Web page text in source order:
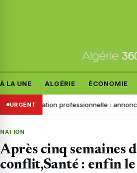
À LA UNE ALGÉRIE ÉCONOMIE
URGENT
Formation professionnelle : annonce
NATION
Après cinq semaines
conflit,Santé : enfin